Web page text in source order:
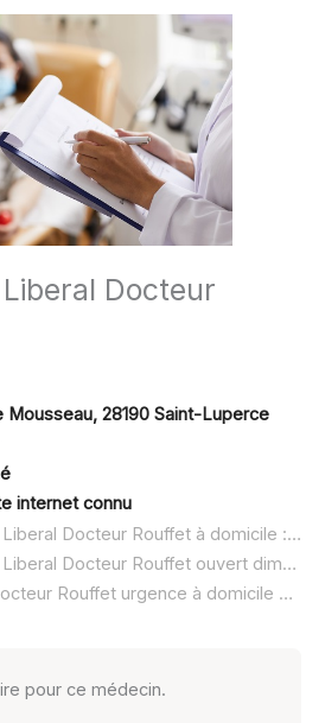
Docteur
Mousseau, 28190 Saint-Luperce
internet connu
Médecin Soc Exercice Liberal Docteur Rouffet à domicile :
Médecin Soc Exercice Liberal Docteur Rouffet ouvert dimanche :
Soc Exercice Liberal Docteur Rouffet urgence à domicile ou SOS médecin :
pour ce médecin.